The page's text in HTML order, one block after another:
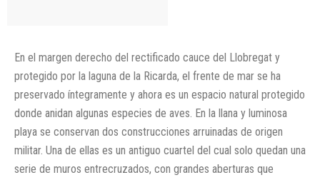
En el margen derecho del rectificado cauce del Llobregat y
protegido por la laguna de la Ricarda, el frente de mar se ha
preservado íntegramente y ahora es un espacio natural protegido
donde anidan algunas especies de aves. En la llana y luminosa
playa se conservan dos construcciones arruinadas de origen
militar. Una de ellas es un antiguo cuartel del cual solo quedan una
serie de muros entrecruzados, con grandes aberturas que